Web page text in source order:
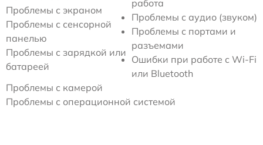
Проблемы с экраном
Проблемы с сенсорной
панелью
Проблемы с зарядкой или
батареей
работа
Проблемы с аудио (звуком)
Проблемы с портами и
разъемами
Ошибки при работе с Wi-Fi
или Bluetooth
Проблемы с камерой
Проблемы с операционной системой